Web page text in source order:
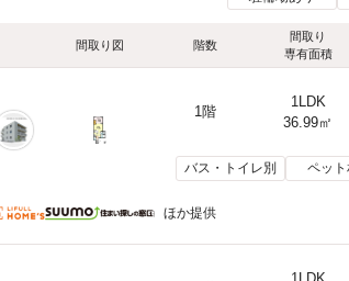
間取り図 階数
間取り
専有面積
1階
1LDK
36.99㎡
バス・トイレ別 ペット
ほか提供